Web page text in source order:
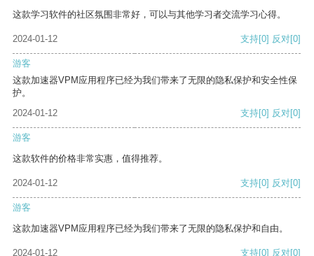
这款学习软件的社区氛围非常好，可以与其他学习者交流学习心得。
2024-01-12 支持[0] 反对[0]
游客
这款加速器VPM应用程序已经为我们带来了无限的隐私保护和安全性保
护。
2024-01-12
支持[0] 反对[0]
游客
这款软件的价格非常实惠，值得推荐。
2024-01-12 支持[0] 反对[0]
游客
这款加速器VPM应用程序已经为我们带来了无限的隐私保护和自由。
2024-01-12 支持[0] 反对[0]